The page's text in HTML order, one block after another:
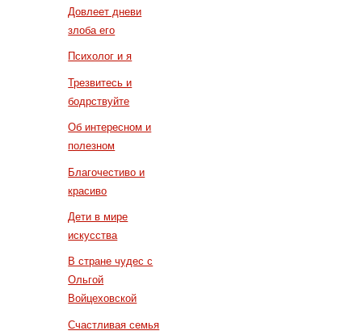
Довлеет дневи
злоба его
Психолог и я
Трезвитесь и
бодрствуйте
Об интересном и
полезном
Благочестиво и
красиво
Дети в мире
искусства
В стране чудес с
Ольгой
Войцеховской
Счастливая семья